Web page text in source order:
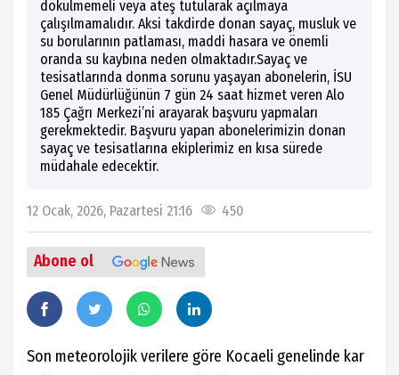
dökülmemeli veya ateş tutularak açılmaya
çalışılmamalıdır. Aksi takdirde donan sayaç, musluk ve
su borularının patlaması, maddi hasara ve önemli
oranda su kaybına neden olmaktadır.Sayaç ve
tesisatlarında donma sorunu yaşayan abonelerin, İSU
Genel Müdürlüğünün 7 gün 24 saat hizmet veren Alo
185 Çağrı Merkezi’ni arayarak başvuru yapmaları
gerekmektedir. Başvuru yapan abonelerimizin donan
sayaç ve tesisatlarına ekiplerimiz en kısa sürede
müdahale edecektir.
12 Ocak, 2026, Pazartesi 21:16 450
Abone ol
Son meteorolojik verilere göre Kocaeli genelinde kar